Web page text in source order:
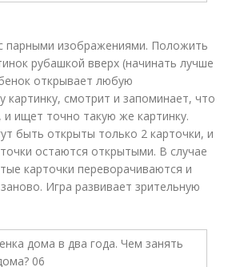
парными изображениями. Положить
рубашкой вверх (начинать лучше
открывает любую
картинку, смотрит и запоминает, что
и ищет точно такую же картинку.
быть открыты только 2 карточки, и
остаются открытыми. В случае
карточки переворачиваются и
Игра развивает зрительную